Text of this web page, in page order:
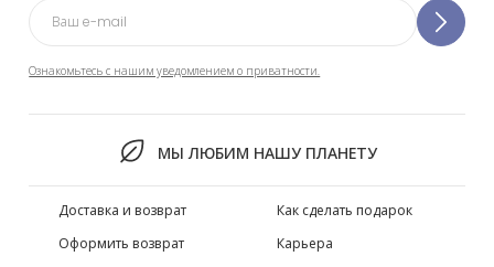
Ознакомьтесь с нашим уведомлением о приватности.
МЫ ЛЮБИМ НАШУ ПЛАНЕТУ
Доставка и возврат
Оформить возврат
Как сделать подарок
Карьера